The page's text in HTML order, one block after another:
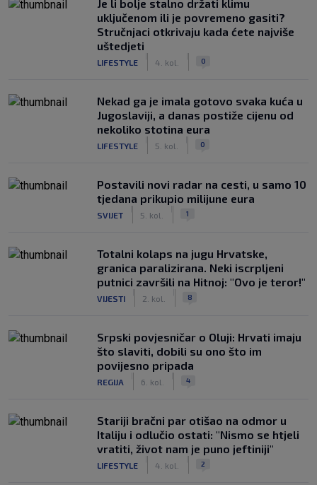
Je li bolje stalno držati klimu
uključenom ili je povremeno gasiti?
Stručnjaci otkrivaju kada ćete najviše
uštedjeti
LIFESTYLE 4. kol. 0
Nekad ga je imala gotovo svaka kuća u
Jugoslaviji, a danas postiže cijenu od
nekoliko stotina eura
LIFESTYLE 5. kol. 0
Postavili novi radar na cesti, u samo 10
tjedana prikupio milijune eura
SVIJET 5. kol. 1
Totalni kolaps na jugu Hrvatske,
granica paralizirana. Neki iscrpljeni
putnici završili na Hitnoj: "Ovo je teror!"
VIJESTI 2. kol. 8
Srpski povjesničar o Oluji: Hrvati imaju
što slaviti, dobili su ono što im
povijesno pripada
REGIJA 6. kol. 4
Stariji bračni par otišao na odmor u
Italiju i odlučio ostati: "Nismo se htjeli
vratiti, život nam je puno jeftiniji"
LIFESTYLE 4. kol. 2